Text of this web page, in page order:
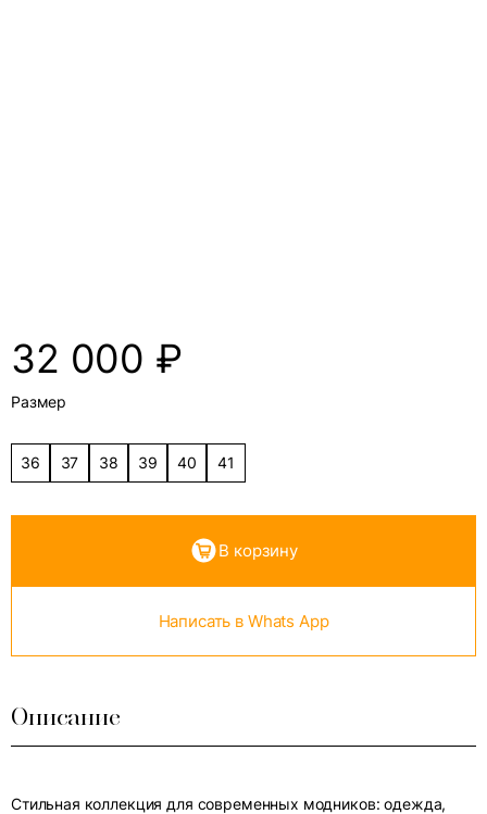
32 000 ₽
Размер
36 37 38 39 40 41
В корзину
Написать в Whats App
Описание
Стильная коллекция для современных модников: одежда,